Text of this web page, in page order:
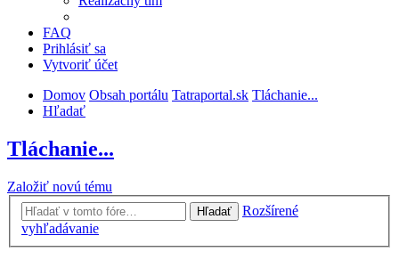
FAQ
Prihlásiť sa
Vytvoriť účet
Domov Obsah portálu Tatraportal.sk Tláchanie...
Hľadať
Tláchanie...
Založiť novú tému
Hľadať
Rozšírené
vyhľadávanie